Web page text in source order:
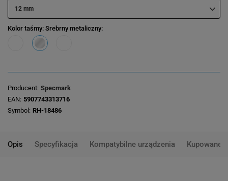
12 mm
Kolor taśmy: Srebrny metaliczny
Producent Specmark
EAN 5907743313716
Symbol RH-18486
Opis Specyfikacja Kompatybilne urządzenia Kupowane